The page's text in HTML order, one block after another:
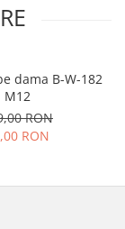
dama B-W-182
M12
RON
RON